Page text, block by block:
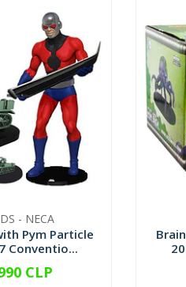
- NECA
Pym Particle
Conventio...
+CLP